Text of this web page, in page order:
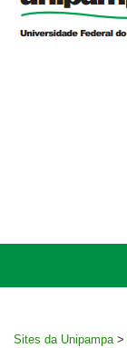
Sites da Unipampa >